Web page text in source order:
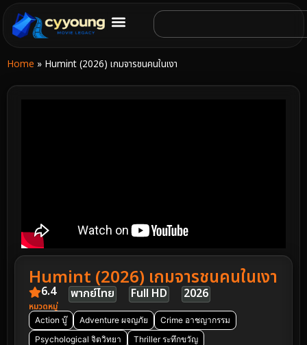
Home » Humint (2026) เกมจารชนคนในเงา
Humint (2026) เกมจารชนคนในเงา
6.4 พากย์ไทย Full HD 2026
หมวดหมู่
Action บู๊ Adventure ผจญภัย
Crime อาชญากรรม
Psychological จิตวิทยา
Thriller ระทึกขวัญ